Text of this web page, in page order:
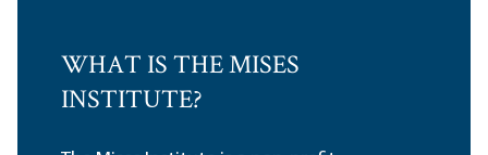
WHAT IS THE MISES
INSTITUTE?